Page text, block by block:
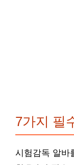
7가지 필
시험감독 알바